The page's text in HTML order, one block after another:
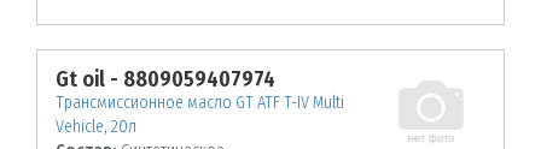
Gt oil - 8809059407974
Трансмиссионное масло GT ATF T-IV Multi
Vehicle, 20л